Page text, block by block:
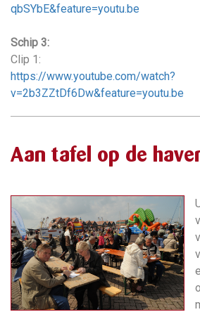
qbSYbE&feature=youtu.be
Schip 3:
Clip 1:
https://www.youtube.com/watch?
v=2b3ZZtDf6Dw&feature=youtu.be
Aan tafel op de